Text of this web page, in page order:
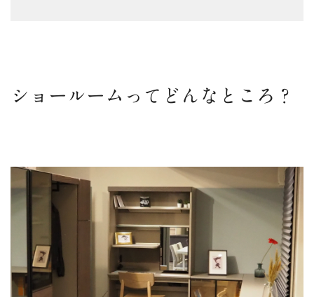
ショールームってどんなところ？